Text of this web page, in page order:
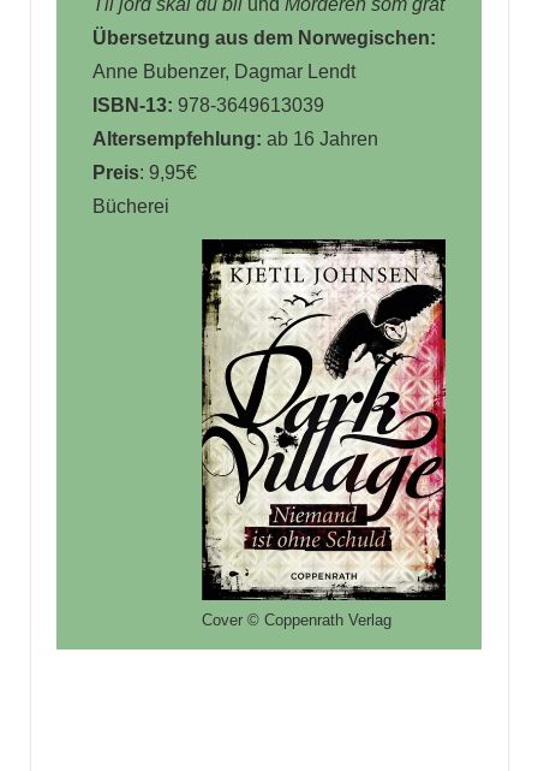
Til jord skal du bli und Morderen som gråt
Übersetzung aus dem Norwegischen:
Anne Bubenzer, Dagmar Lendt
ISBN-13: 978-3649613039
Altersempfehlung: ab 16 Jahren
Preis: 9,95€
Bücherei
Cover © Coppenrath Verlag